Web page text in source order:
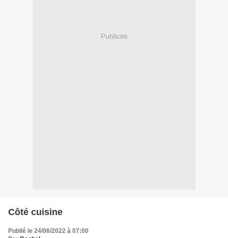
Publicité
Côté cuisine
Publié le 24/06/2022 à 07:00